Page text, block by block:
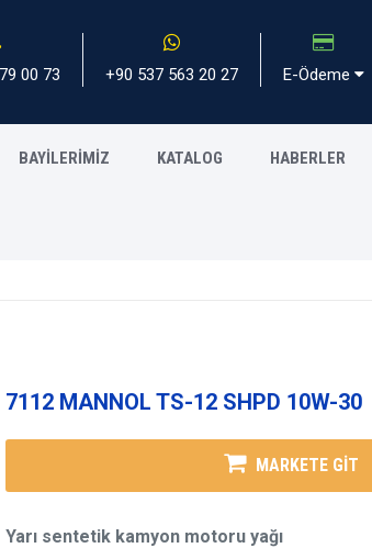
00 73 +90 537 563 20 27 E-Ödeme
BAYİLERİMİZ KATALOG HABERLER
7112 MANNOL TS-12 SHPD 10W-30
MARKETE GİT
Yarı sentetik kamyon motoru yağı